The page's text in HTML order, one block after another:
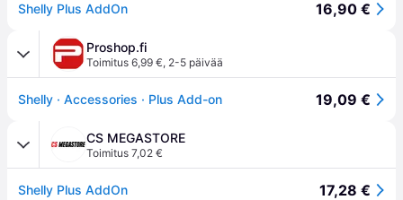
Shelly Plus AddOn 16,90 €
Proshop.fi
Toimitus 6,99 €, 2-5 päivää
Shelly · Accessories · Plus Add-on 19,09 €
CS MEGASTORE
Toimitus 7,02 €
Shelly Plus AddOn 17,28 €